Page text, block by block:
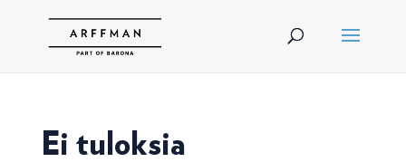
Ei tuloksia